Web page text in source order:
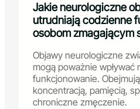
Jakie neurologiczne
utrudniają codzienne
osobom zmagającym
Objawy neurologiczne
mogą poważnie wpływać
funkcjonowanie.
koncentracją, pamięcią,
chroniczne zmęczenie.